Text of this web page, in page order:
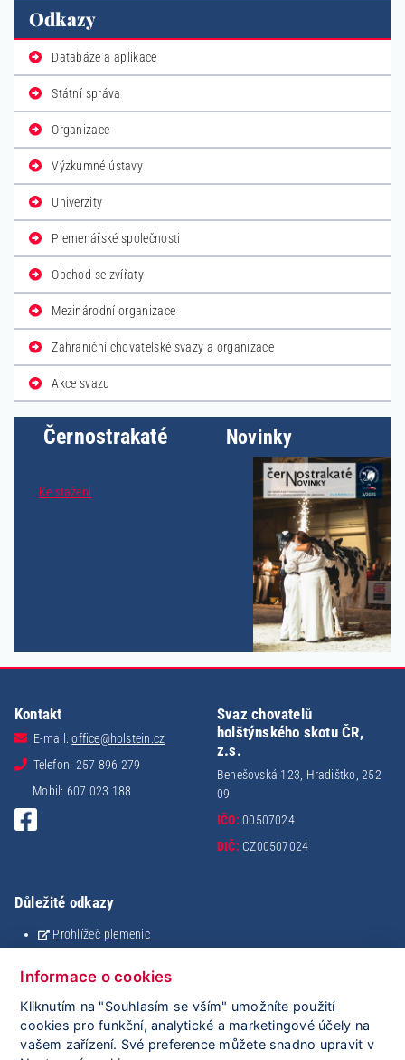
Odkazy
Databáze a aplikace
Státní správa
Organizace
Výzkumné ústavy
Univerzity
Plemenářské společnosti
Obchod se zvířaty
Mezinárodní organizace
Zahraniční chovatelské svazy a organizace
Akce svazu
Černostrakaté Novinky
Ke stažení
Kontakt
E-mail:office@holstein.cz
Telefon: 257 896 279
Mobil: 607 023 188
Svaz chovatelů
holštýnského skotu ČR,
z.s.
Benešovská 123, Hradištko, 252
09
IČO: 00507024
DIČ: CZ00507024
Důležité odkazy
Prohlížeč plemenic
Analýza stáda
eSkot
iGenetika
ClouDNA
Informace o cookies
Kliknutím na "Souhlasím se vším" umožníte použití
cookies pro funkční, analytické a marketingové účely na
vašem zařízení. Své preference můžete snadno upravit v